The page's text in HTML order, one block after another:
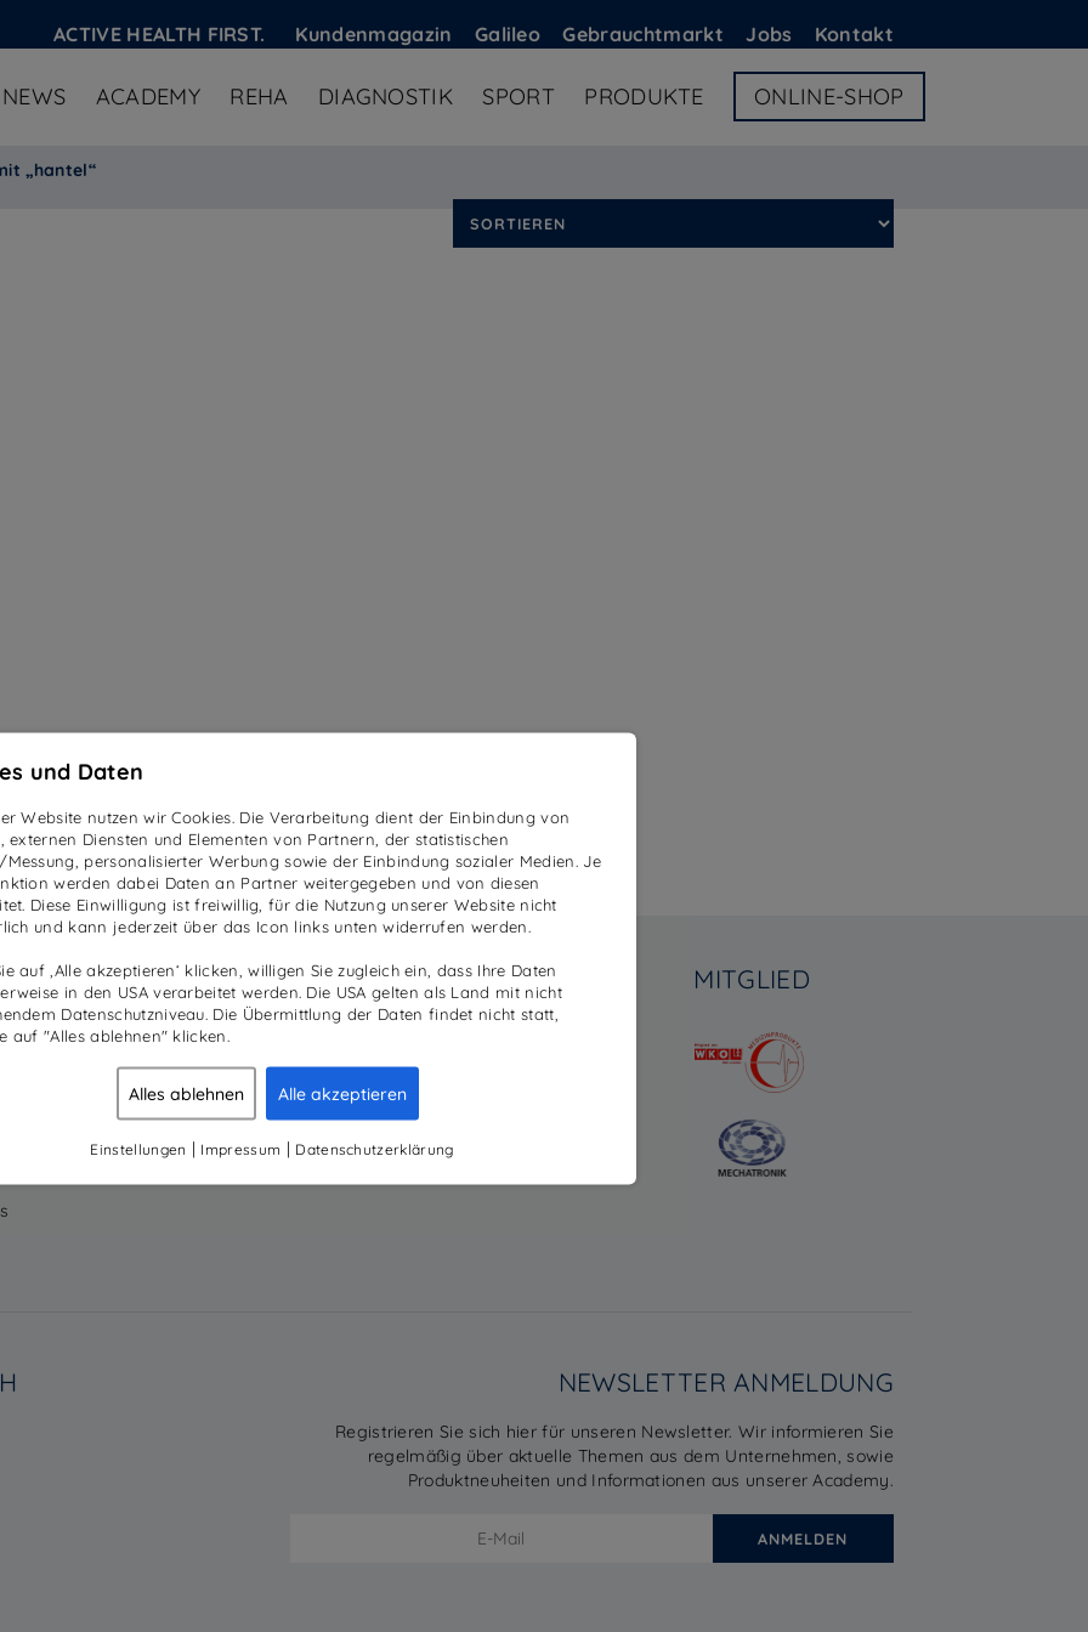
ACTIVE HEALTH FIRST. Kundenmagazin Galileo Gebrauchtmarkt Jobs Kontakt
NEWS ACADEMY REHA DIAGNOSTIK SPORT PRODUKTE ONLINE-SHOP
„hantel“
SOCIAL
Facebook
LinkedIn
MITGLIED
NEWSLETTER ANMELDUNG
Registrieren Sie sich hier für unseren Newsletter. Wir informieren Sie
regelmäßig über aktuelle Themen aus dem Unternehmen, sowie
Produktneuheiten und Informationen aus unserer Academy.
und Daten
Website nutzen wir Cookies. Die Verarbeitung dient der Einbindung von
externen Diensten und Elementen von Partnern, der statistischen
Messung, personalisierter Werbung sowie der Einbindung sozialer Medien. Je
werden dabei Daten an Partner weitergegeben und von diesen
Diese Einwilligung ist freiwillig, für die Nutzung unserer Website nicht
und kann jederzeit über das Icon links unten widerrufen werden.
auf ‚Alle akzeptieren‘ klicken, willigen Sie zugleich ein, dass Ihre Daten
in den USA verarbeitet werden. Die USA gelten als Land mit nicht
Datenschutzniveau. Die Übermittlung der Daten findet nicht statt,
auf "Alles ablehnen" klicken.
Alles ablehnen Alle akzeptieren
Einstellungen | Impressum | Datenschutzerklärung